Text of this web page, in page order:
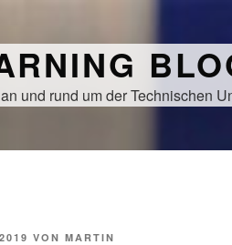
und rund um der Technischen
VON MARTIN